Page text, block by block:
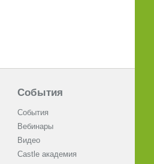
События
События
Вебинары
Видео
Castle академия